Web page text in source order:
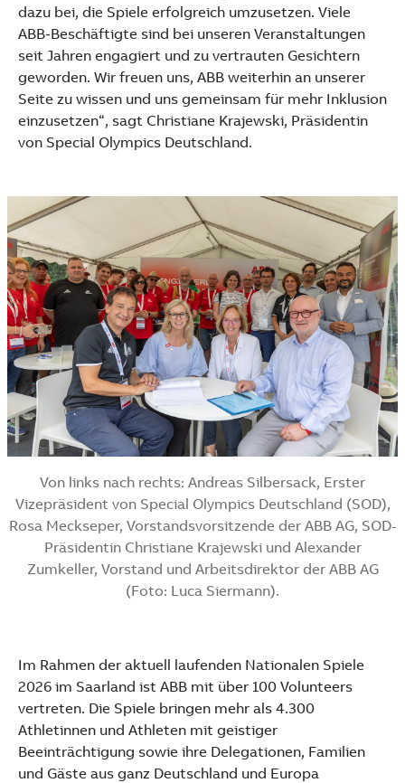
dazu bei, die Spiele erfolgreich umzusetzen. Viele
ABB‑Beschäftigte sind bei unseren Veranstaltungen
seit Jahren engagiert und zu vertrauten Gesichtern
geworden. Wir freuen uns, ABB weiterhin an unserer
Seite zu wissen und uns gemeinsam für mehr Inklusion
einzusetzen“, sagt Christiane Krajewski, Präsidentin
von Special Olympics Deutschland.
Von links nach rechts: Andreas Silbersack, Erster
Vizepräsident von Special Olympics Deutschland (SOD),
Rosa Meckseper, Vorstandsvorsitzende der ABB AG, SOD-
Präsidentin Christiane Krajewski und Alexander
Zumkeller, Vorstand und Arbeitsdirektor der ABB AG
(Foto: Luca Siermann).
Im Rahmen der aktuell laufenden Nationalen Spiele
2026 im Saarland ist ABB mit über 100 Volunteers
vertreten. Die Spiele bringen mehr als 4.300
Athletinnen und Athleten mit geistiger
Beeinträchtigung sowie ihre Delegationen, Familien
und Gäste aus ganz Deutschland und Europa